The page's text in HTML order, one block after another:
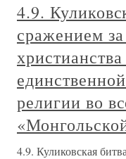
4.9.
сражением
религии во
4.9. Куликовская